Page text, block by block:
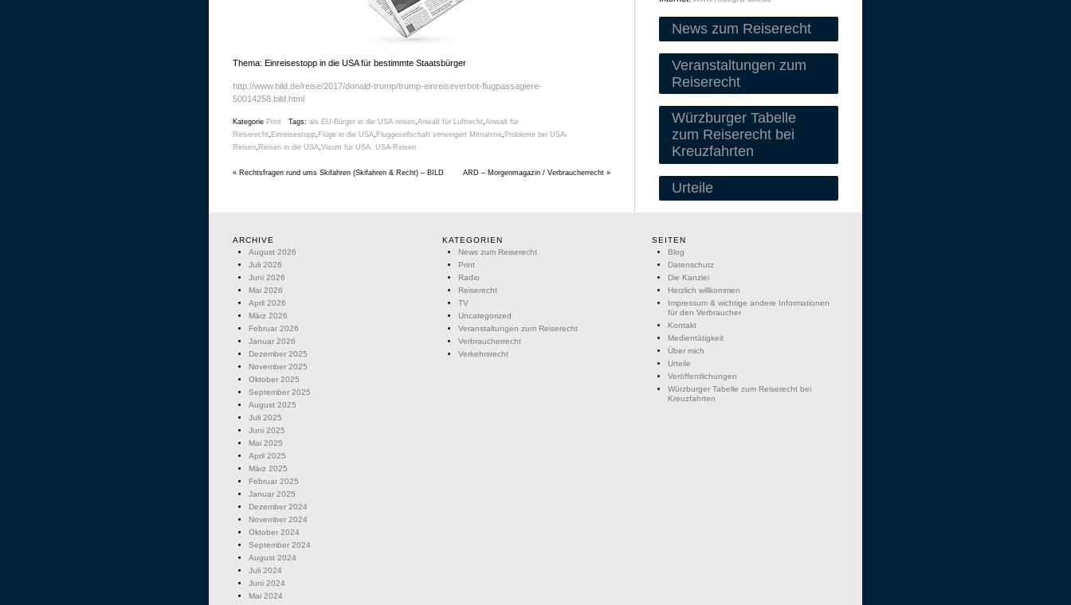
Thema: Einreisestopp in die USA für bestimmte Staatsbürger
http://www.bild.de/reise/2017/donald-trump/trump-einreiseverbot-flugpassagiere-
50014258.bild.html
Kategorie Print Tags: als EU-Bürger in die USA reisen,Anwalt für Luftrecht,Anwalt für
Reiserecht, Einreisestopp, Flüge in die USA, Fluggesellschaft verweigert Mitnahme, Probleme bei USA-
Reisen, Reisen in die USA,Visum für USA. USA-Reisen
« Rechtsfragen rund ums Skifahren (Skifahren & Recht) – BILD ARD – Morgenmagazin / Verbraucherrecht »
News zum Reiserecht
Veranstaltungen zum
Reiserecht
Würzburger Tabelle
zum Reiserecht bei
Kreuzfahrten
Urteile
ARCHIVE
August 2026
Juli 2026
Juni 2026
Mai 2026
April 2026
März 2026
Februar 2026
Januar 2026
Dezember 2025
November 2025
Oktober 2025
September 2025
August 2025
Juli 2025
Juni 2025
Mai 2025
April 2025
März 2025
Februar 2025
Januar 2025
Dezember 2024
November 2024
Oktober 2024
September 2024
August 2024
Juli 2024
Juni 2024
Mai 2024
KATEGORIEN
News zum Reiserecht
Print
Radio
Reiserecht
TV
Uncategorized
Veranstaltungen zum Reiserecht
Verbraucherrecht
Verkehrsrecht
SEITEN
Blog
Datenschutz
Die Kanzlei
Herzlich willkommen
Impressum & wichtige andere Informationen
für den Verbraucher
Kontakt
Medientätigkeit
Über mich
Urteile
Veröffentlichungen
Würzburger Tabelle zum Reiserecht bei
Kreuzfahrten